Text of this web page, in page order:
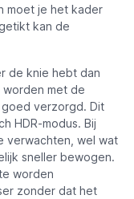
moet je het kader
kan de
de knie hebt dan
met de
verzorgd. Dit
HDR-modus. Bij
verwachten, wel wat
sneller bewogen.
worden
zonder dat het